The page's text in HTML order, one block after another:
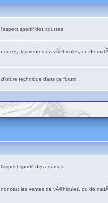
sportif des courses.
les ventes de vÃ©hicules, ou de
technique dans ce forum.
sportif des courses
les ventes de vÃ©hicules, ou de